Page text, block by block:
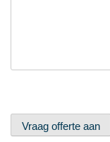
Vraag offerte aan